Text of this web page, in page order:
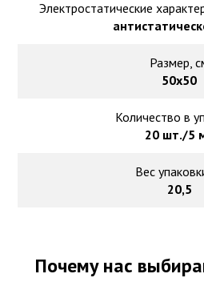
Электростатические
Размер,
50х50
Количество в
20 шт./5
Вес
20,5
Почему нас